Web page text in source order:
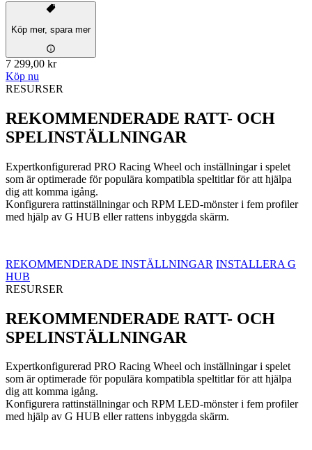
Köp mer, spara mer
7 299,00 kr
Köp nu
RESURSER
REKOMMENDERADE RATT- OCH
SPELINSTÄLLNINGAR
Expertkonfigurerad PRO Racing Wheel och inställningar i spelet
som är optimerade för populära kompatibla speltitlar för att hjälpa
dig att komma igång.
Konfigurera rattinställningar och RPM LED-mönster i fem profiler
med hjälp av G HUB eller rattens inbyggda skärm.
REKOMMENDERADE INSTÄLLNINGAR INSTALLERA G
HUB
RESURSER
REKOMMENDERADE RATT- OCH
SPELINSTÄLLNINGAR
Expertkonfigurerad PRO Racing Wheel och inställningar i spelet
som är optimerade för populära kompatibla speltitlar för att hjälpa
dig att komma igång.
Konfigurera rattinställningar och RPM LED-mönster i fem profiler
med hjälp av G HUB eller rattens inbyggda skärm.